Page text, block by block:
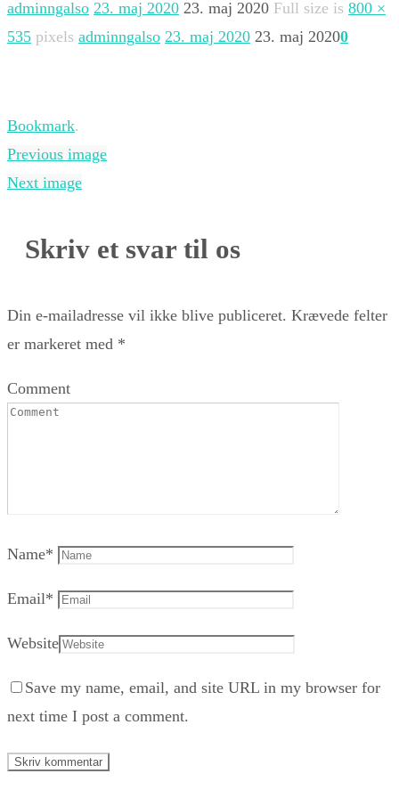
adminngalso 23. maj 2020 23. maj 2020 Full size is 800 ×
535 pixels adminngalso 23. maj 2020 23. maj 20200
Bookmark.
Previous image
Next image
Skriv et svar til os
Din e-mailadresse vil ikke blive publiceret. Krævede felter
er markeret med *
Comment
Name*
Email*
Website
Save my name, email, and site URL in my browser for
next time I post a comment.